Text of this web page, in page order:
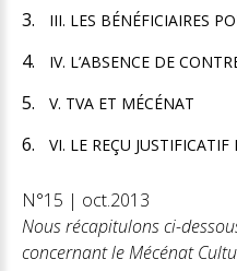
III. LES BÉNÉFICIAIRES
IV. L’ABSENCE DE
V. TVA ET MÉCÉNAT
VI. LE REÇU
N°15 | oct.2013
Nous récapitulons ci-
concernant le Mécénat